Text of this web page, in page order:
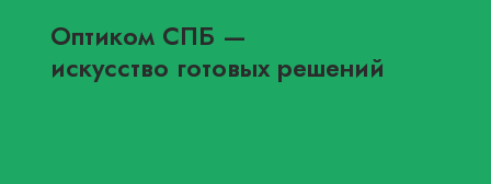
Оптиком СПБ —
искусство готовых решений